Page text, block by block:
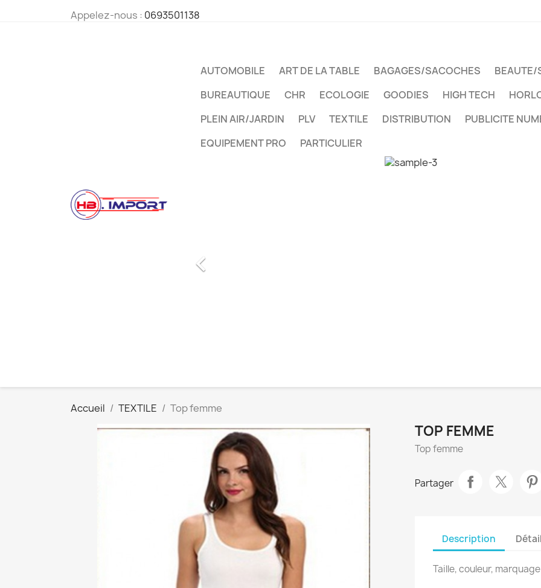
Appelez-nous : 0693501138
AUTOMOBILE ART DE LA TABLE BAGAGES/SACOCHES BEAUTE/
BUREAUTIQUE
CHR ECOLOGIE GOODIES HIGH TECH
PLEIN AIR/JARDIN
PLV TEXTILE DISTRIBUTION PUBLICITE
EQUIPEMENT PRO
PARTICULIER

Accueil TEXTILE Top femme
TOP FEMME
Top femme
Partager
Description
Taille, couleur,